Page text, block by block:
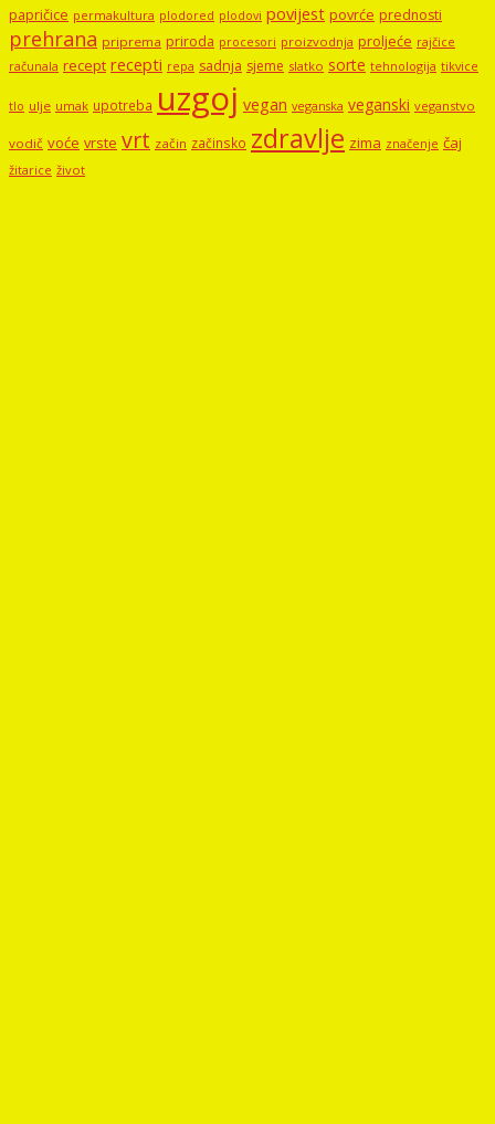
papričice permakultura plodored plodovi povijest povrće prednosti
prehrana priprema priroda procesori proizvodnja proljeće rajčice
računala recept recepti repa sadnja sjeme slatko sorte tehnologija tikvice
tlo ulje umak upotreba uzgoj vegan veganska veganski veganstvo
vodič voće vrste vrt začin začinsko zdravlje zima značenje čaj
žitarice život